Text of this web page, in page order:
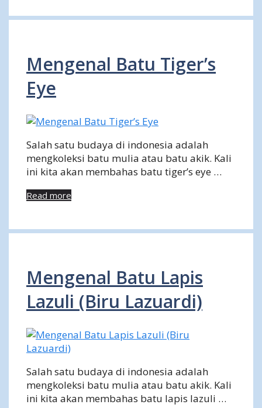
Mengenal Batu Tiger’s
Eye
Salah satu budaya di indonesia adalah
mengkoleksi batu mulia atau batu akik. Kali
ini kita akan membahas batu tiger’s eye …
Read more
Mengenal Batu Lapis
Lazuli (Biru Lazuardi)
Salah satu budaya di indonesia adalah
mengkoleksi batu mulia atau batu akik. Kali
ini kita akan membahas batu lapis lazuli …